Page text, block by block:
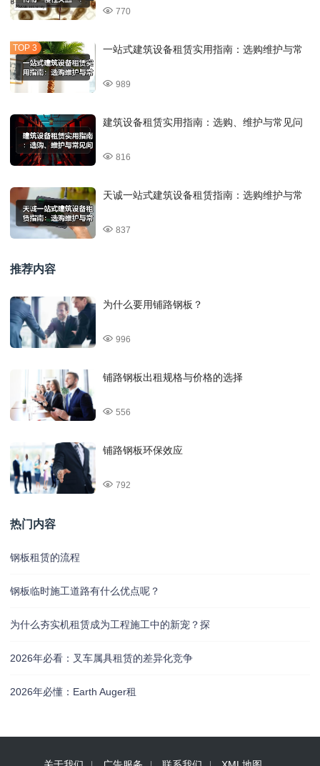
770
一站式建筑设备租赁实用指南：选购维护与常
989
建筑设备租赁实用指南：选购、维护与常见问
816
天诚一站式建筑设备租赁指南：选购维护与常
837
推荐内容
为什么要用铺路钢板？
996
铺路钢板出租规格与价格的选择
556
铺路钢板环保效应
792
热门内容
钢板租赁的流程
钢板临时施工道路有什么优点呢？
为什么夯实机租赁成为工程施工中的新宠？探
2026年必看：叉车属具租赁的差异化竞争
2026年必懂：Earth Auger租